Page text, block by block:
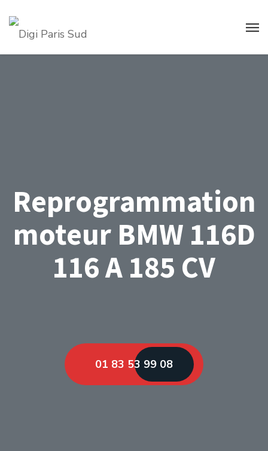
Reprogrammation
moteur BMW 116D
116 A 185 CV
01 83 53 99 08